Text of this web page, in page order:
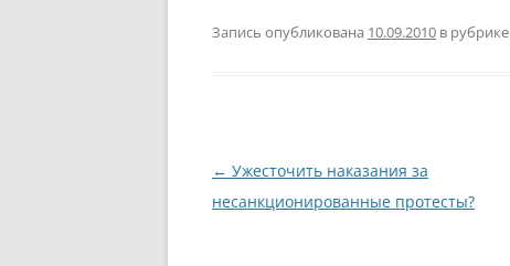
Запись опубликована 10.09.2010 в рубрике
Навигация
по
← Ужесточить наказания за
несанкционированные протесты?